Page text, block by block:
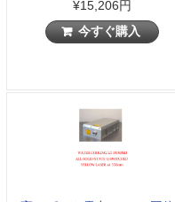
¥15,206円
今すぐ購入